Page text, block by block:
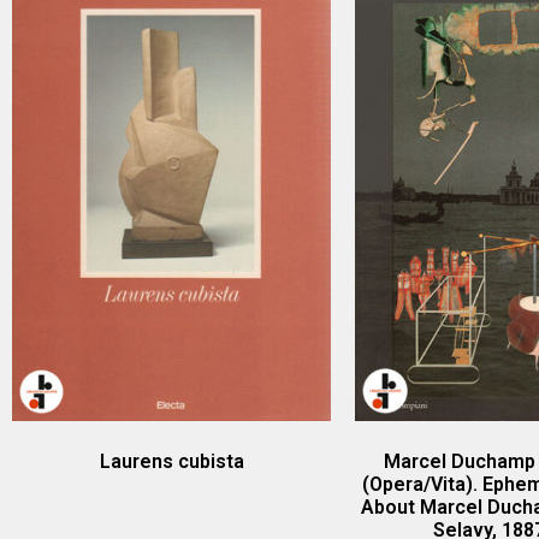
Laurens cubista
Marcel
(Opera/Vita).
About Marcel
Selavy,